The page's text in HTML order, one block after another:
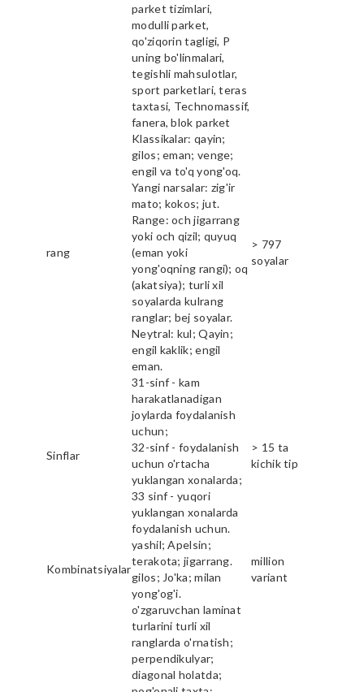
parket tizimlari,
modulli parket,
qo'ziqorin tagligi, P
uning bo'linmalari,
tegishli mahsulotlar,
sport parketlari, teras
taxtasi, Technomassif,
fanera, blok parket
rang
Klassikalar: qayin;
gilos; eman; venge;
engil va to'q yong'oq.
Yangi narsalar: zig'ir
mato; kokos; jut.
Range: och jigarrang
yoki och qizil; quyuq
(eman yoki
yong'oqning rangi); oq
(akatsiya); turli xil
soyalarda kulrang
ranglar; bej soyalar.
Neytral: kul; Qayin;
engil kaklik; engil
eman.
> 797
soyalar
Sinflar
31-sinf - kam
harakatlanadigan
joylarda foydalanish
uchun;
32-sinf - foydalanish
uchun o'rtacha
yuklangan xonalarda;
33 sinf - yuqori
yuklangan xonalarda
foydalanish uchun.
> 15 ta
kichik tip
Kombinatsiyalar
yashil; Apelsin;
terakota; jigarrang.
gilos; Jo'ka; milan
yong'og'i.
million
variant
o'zgaruvchan laminat
turlarini turli xil
ranglarda o'rnatish;
perpendikulyar;
diagonal holatda;